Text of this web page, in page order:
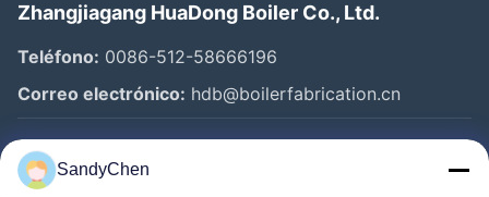
Zhangjiagang HuaDong Boiler Co., Ltd.
Teléfono: 0086-512-58666196
Correo electrónico: hdb@boilerfabrication.cn
Enlaces Rápidos
SandyChen